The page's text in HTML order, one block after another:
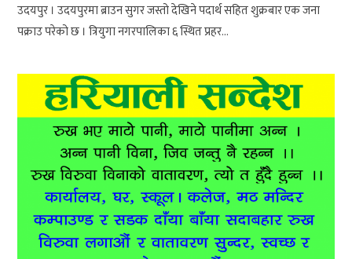
उदयपुर । उदयपुरमा ब्राउन सुगर जस्तो देखिने पदार्थ सहित शुक्रबार एक जना
पक्राउ परेको छ । त्रियुगा नगरपालिका ६ स्थित प्रहर...